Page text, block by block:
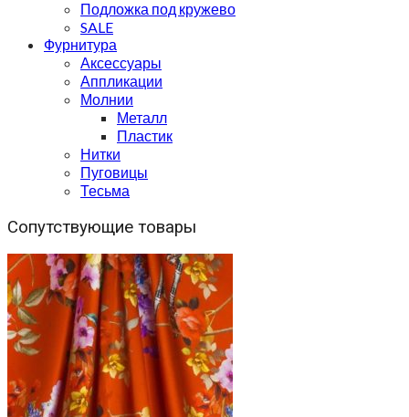
Подложка под кружево
SALE
Фурнитура
Аксессуары
Аппликации
Молнии
Металл
Пластик
Нитки
Пуговицы
Тесьма
Сопутствующие товары